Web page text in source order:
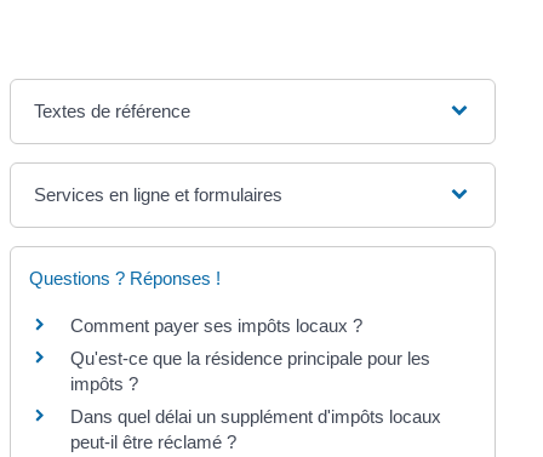
Textes de référence
Services en ligne et formulaires
Questions ? Réponses !
Comment payer ses impôts locaux ?
Qu'est-ce que la résidence principale pour les
impôts ?
Dans quel délai un supplément d'impôts locaux
peut-il être réclamé ?